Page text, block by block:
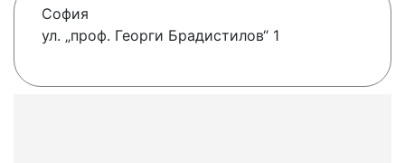
София
ул. „проф. Георги Брадистилов“ 1